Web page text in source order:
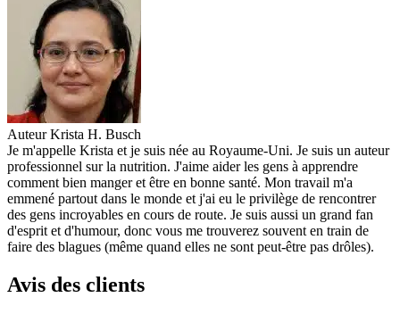
Auteur Krista H. Busch
Je m'appelle Krista et je suis née au Royaume-Uni. Je suis un auteur
professionnel sur la nutrition. J'aime aider les gens à apprendre
comment bien manger et être en bonne santé. Mon travail m'a
emmené partout dans le monde et j'ai eu le privilège de rencontrer
des gens incroyables en cours de route. Je suis aussi un grand fan
d'esprit et d'humour, donc vous me trouverez souvent en train de
faire des blagues (même quand elles ne sont peut-être pas drôles).
Avis des clients